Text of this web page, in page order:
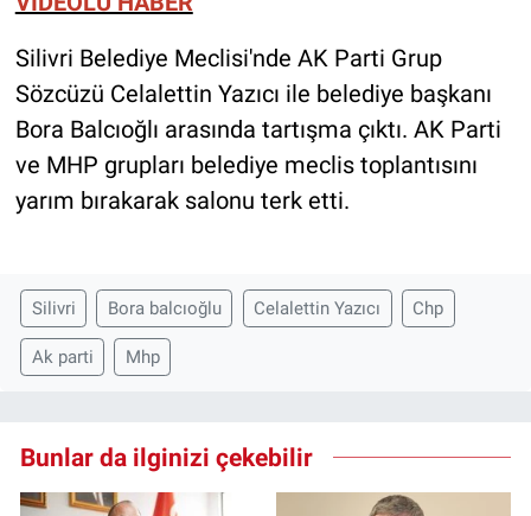
Silivri Belediye Meclisi'nde AK Parti Grup
Sözcüzü Celalettin Yazıcı ile belediye başkanı
Bora Balcıoğlı arasında tartışma çıktı. AK Parti
ve MHP grupları belediye meclis toplantısını
yarım bırakarak salonu terk etti.
Silivri Bora balcıoğlu Celalettin Yazıcı Chp
Ak parti Mhp
Bunlar da ilginizi çekebilir